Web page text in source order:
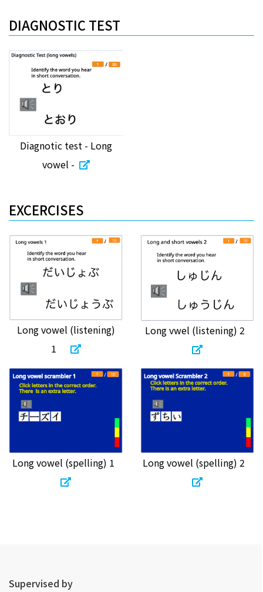
DIAGNOSTIC TEST
Diagnotic test - Long
vowel -
EXCERCISES
Long vowel (listening)
1
Long vwel (listening) 2
Long vowel (spelling) 1 Long vowel (spelling) 2
Supervised by